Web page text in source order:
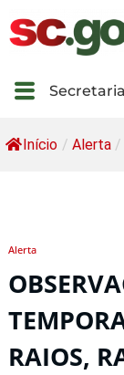
Início / Alerta /
Alerta
RAIOS,